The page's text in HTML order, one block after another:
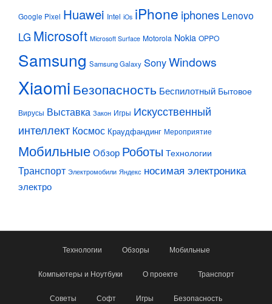
Google Pixel Huawei Intel iOs iPhone iphones Lenovo
LG Microsoft Microsoft Surface Motorola Nokia OPPO
Samsung Samsung Galaxy SonyWindows
Xiaomi Безопасность Беспилотный Бытовое
Вирусы Выставка Закон Игры Искусственный
интеллект Космос Краудфандинг Мероприятие
МобильныеОбзор Роботы Технологии
Транспорт Электромобили Яндекс носимая электроника
электро
Технологии Обзоры Мобильные
Компьютеры и Ноутбуки О проекте Транспорт
Советы Софт Игры Безопасность